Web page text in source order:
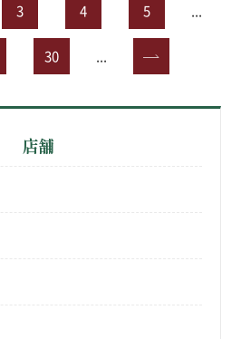
3 4 5 ...
30 ... »
店舗